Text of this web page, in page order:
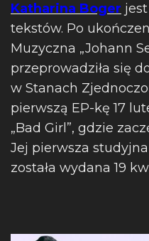
Katharina Boger
tekstów. Po
Muzyczna „Johann
przeprowadziła się
w Stanach
pierwszą EP-kę 17
„Bad Girl”, gdzie
Jej pierwsza
została wydana 19